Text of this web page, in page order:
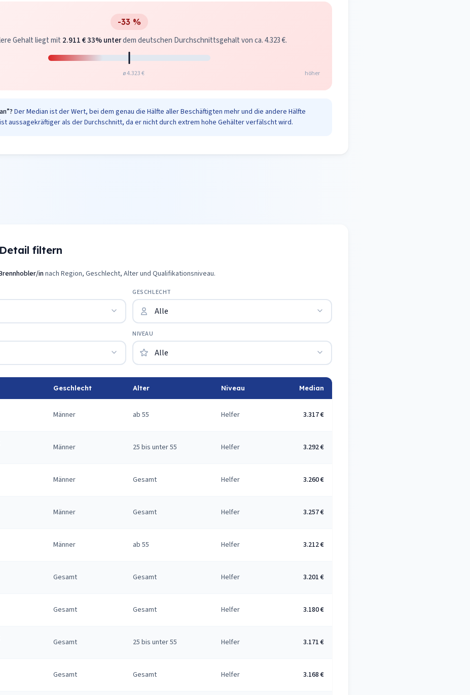
-33 %
Gehalt liegt mit 2.911 €33% unterdem deutschen Durchschnittsgehalt von ca. 4.323 €.
ø 4.323 € höher
Der Median ist der Wert, bei dem genau die Hälfte aller Beschäftigten mehr und die andere Hälfte
aussagekräftiger als der Durchschnitt, da er nicht durch extrem hohe Gehälter verfälscht wird.
filtern
innach Region, Geschlecht, Alter und Qualifikationsniveau.
GESCHLECHT
NIVEAU
Geschlecht Alter Niveau Median
Männer ab 55 Helfer 3.317 €
Männer 25 bis unter 55 Helfer 3.292 €
Männer Gesamt Helfer 3.260 €
Männer Gesamt Helfer 3.257 €
Männer ab 55 Helfer 3.212 €
Gesamt Gesamt Helfer 3.201 €
Gesamt Gesamt Helfer 3.180 €
Gesamt 25 bis unter 55 Helfer 3.171 €
Gesamt Gesamt Helfer 3.168 €